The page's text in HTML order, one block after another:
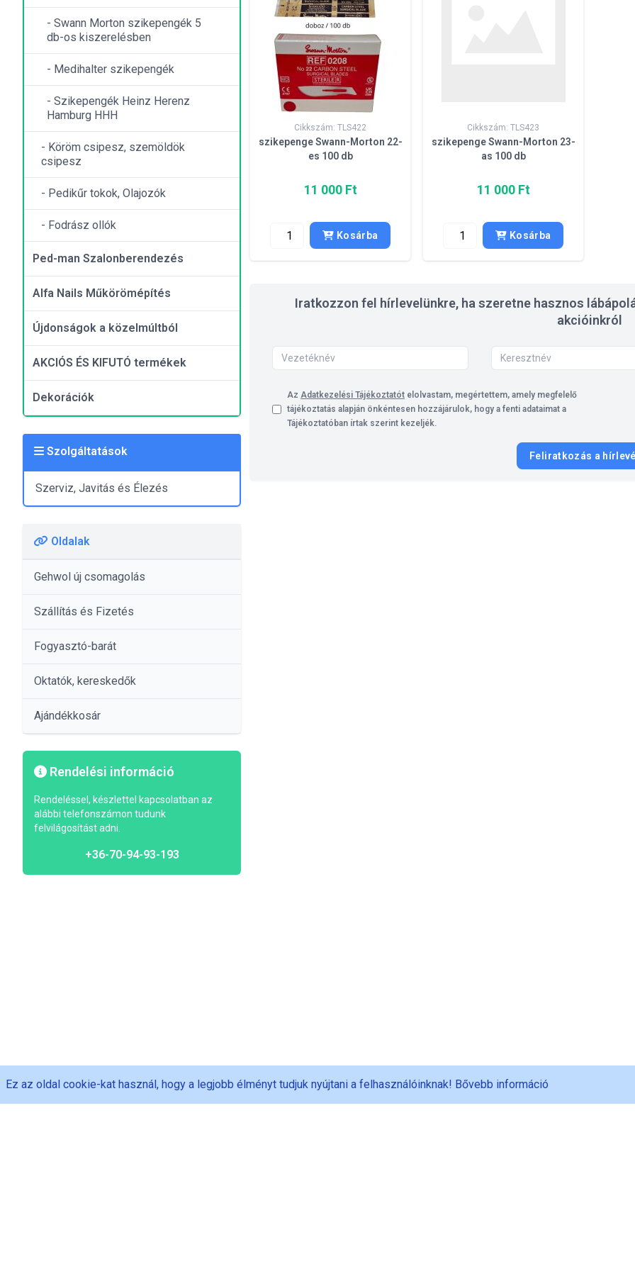
- Swann Morton szikepengék 5
db-os kiszerelésben
- Medihalter szikepengék
- Szikepengék Heinz Herenz
Hamburg HHH
- Köröm csipesz, szemöldök
csipesz
- Pedikűr tokok, Olajozók
- Fodrász ollók
Ped-man Szalonberendezés
Alfa Nails Műkörömépítés
Újdonságok a közelmúltból
AKCIÓS ÉS KIFUTÓ termékek
Dekorációk
Szolgáltatások
Szerviz, Javitás és Élezés
Oldalak
Gehwol új csomagolás
Szállítás és Fizetés
Fogyasztó-barát
Oktatók, kereskedők
Ajándékkosár
Rendelési információ
Rendeléssel, készlettel kapcsolatban az
alábbi telefonszámon tudunk
felvilágosítást adni.
+36-70-94-93-193
Cikkszám: TLS422
szikepenge Swann-Morton 22-
es 100 db
11 000 Ft
Kosárba
Cikkszám: TLS423
szikepenge Swann-Morton 23-
as 100 db
11 000 Ft
Kosárba
Iratkozzon fel hírlevelünkre, ha szeretne hasznos
akcióinkról
Az Adatkezelési Tájékoztatót elolvastam, megértettem, amely megfelelő
tájékoztatás alapján önkéntesen hozzájárulok, hogy a fenti adataimat a
Tájékoztatóban írtak szerint kezeljék.
Feliratkozás a
Ez az oldal cookie-kat használ, hogy a legjobb élményt tudjuk nyújtani a felhasználóinknak! Bővebb információ